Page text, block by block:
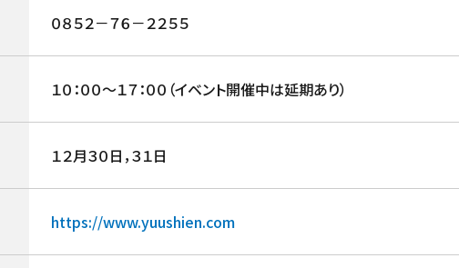
０８５２－７６－２２５５
１０：００～１７：００（イベント開催中は延期あり）
１２月３０日，３１日
https://www.yuushien.com